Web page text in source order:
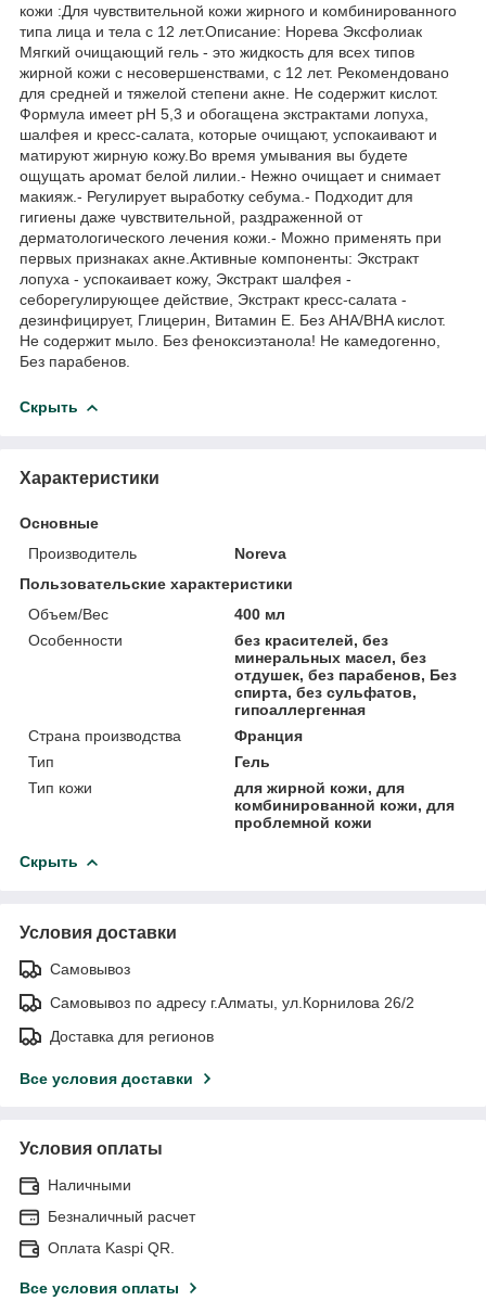
кожи :Для чувствительной кожи жирного и комбинированного
типа лица и тела с 12 лет.Описание: Норева Эксфолиак
Мягкий очищающий гель - это жидкость для всех типов
жирной кожи с несовершенствами, с 12 лет. Рекомендовано
для средней и тяжелой степени акне. Не содержит кислот.
Формула имеет pH 5,3 и обогащена экстрактами лопуха,
шалфея и кресс-салата, которые очищают, успокаивают и
матируют жирную кожу.Во время умывания вы будете
ощущать аромат белой лилии.- Нежно очищает и снимает
макияж.- Регулирует выработку себума.- Подходит для
гигиены даже чувствительной, раздраженной от
дерматологического лечения кожи.- Можно применять при
первых признаках акне.Активные компоненты: Экстракт
лопуха - успокаивает кожу, Экстракт шалфея -
себорегулирующее действие, Экстракт кресс-салата -
дезинфицирует, Глицерин, Витамин Е. Без AHA/BHA кислот.
Не содержит мыло. Без феноксиэтанола! Не камедогенно,
Без парабенов.
Скрыть
Характеристики
Основные
Производитель
Noreva
Пользовательские характеристики
Объем/Вес
400 мл
Особенности
без красителей, без
минеральных масел, без
отдушек, без парабенов, Без
спирта, без сульфатов,
гипоаллергенная
Страна производства
Франция
Тип
Гель
Тип кожи
для жирной кожи, для
комбинированной кожи, для
проблемной кожи
Скрыть
Условия доставки
Самовывоз
Самовывоз по адресу г.Алматы, ул.Корнилова 26/2
Доставка для регионов
Все условия доставки
Условия оплаты
Наличными
Безналичный расчет
Оплата Kaspi QR.
Все условия оплаты